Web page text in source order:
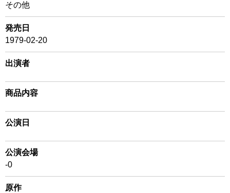
その他
発売日
1979-02-20
出演者
商品内容
公演日
公演会場
-0
原作